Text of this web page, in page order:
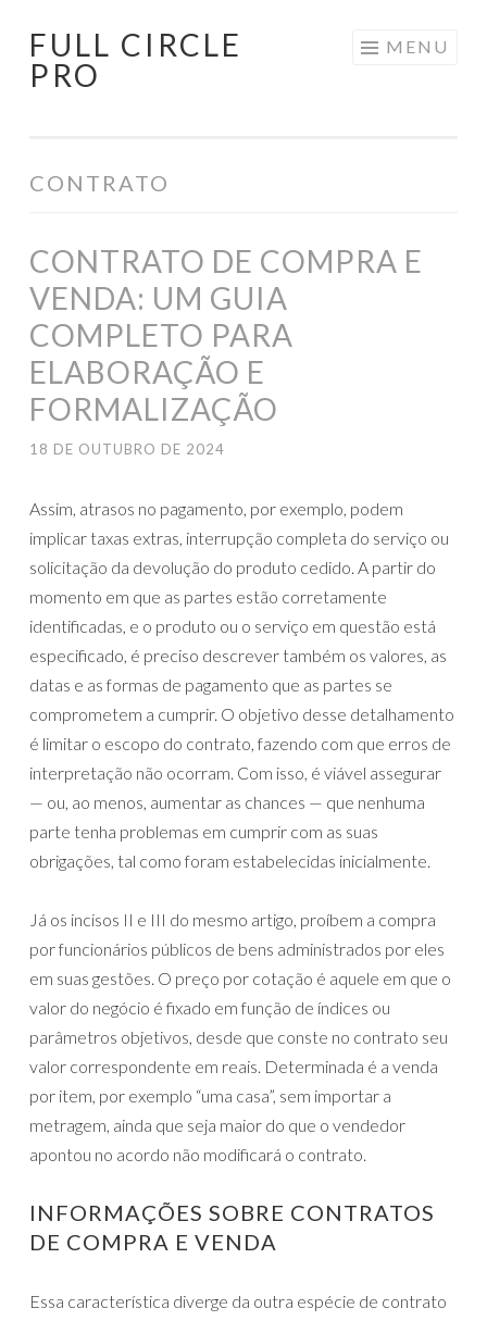
Pular
para
FULL CIRCLE
PRO
MENU
CONTRATO
CONTRATO DE COMPRA E
VENDA: UM GUIA
COMPLETO PARA
ELABORAÇÃO E
FORMALIZAÇÃO
18 DE OUTUBRO DE 2024
Assim, atrasos no pagamento, por exemplo, podem
implicar taxas extras, interrupção completa do serviço ou
solicitação da devolução do produto cedido. A partir do
momento em que as partes estão corretamente
identificadas, e o produto ou o serviço em questão está
especificado, é preciso descrever também os valores, as
datas e as formas de pagamento que as partes se
comprometem a cumprir. O objetivo desse detalhamento
é limitar o escopo do contrato, fazendo com que erros de
interpretação não ocorram. Com isso, é viável assegurar
— ou, ao menos, aumentar as chances — que nenhuma
parte tenha problemas em cumprir com as suas
obrigações, tal como foram estabelecidas inicialmente.
Já os incisos II e III do mesmo artigo, proíbem a compra
por funcionários públicos de bens administrados por eles
em suas gestões. O preço por cotação é aquele em que o
valor do negócio é fixado em função de índices ou
parâmetros objetivos, desde que conste no contrato seu
valor correspondente em reais. Determinada é a venda
por item, por exemplo “uma casa”, sem importar a
metragem, ainda que seja maior do que o vendedor
apontou no acordo não modificará o contrato.
INFORMAÇÕES SOBRE CONTRATOS
DE COMPRA E VENDA
Essa característica diverge da outra espécie de contrato